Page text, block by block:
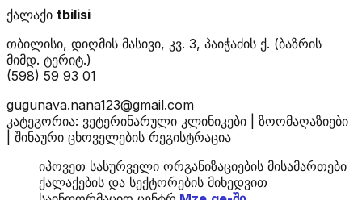
ქალაქი tbilisi
თბილისი, დიღმის მასივი, კვ. 3, პაიჭაძის ქ. (ბაზრის
მიმდ. ტერიტ.)
(598) 59 93 01
gugunava.nana123@gmail.com
კატეგორია: ვეტერინარული კლინიკები | ზოომაღაზიები
| შინაური ცხოველების რეგისტრაცია
იპოვეთ სასურველი ორგანიზაციების მისამართები
ქალაქების და სექტორების მიხედვით